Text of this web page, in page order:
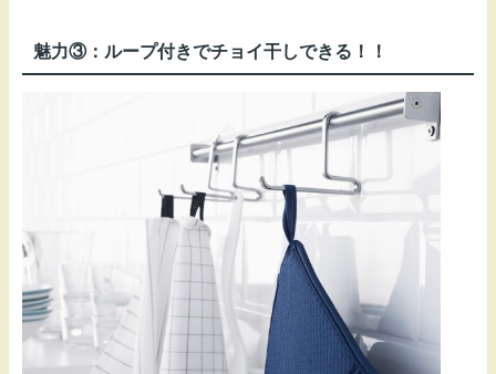
魅力③：ループ付きでチョイ干しできる！！